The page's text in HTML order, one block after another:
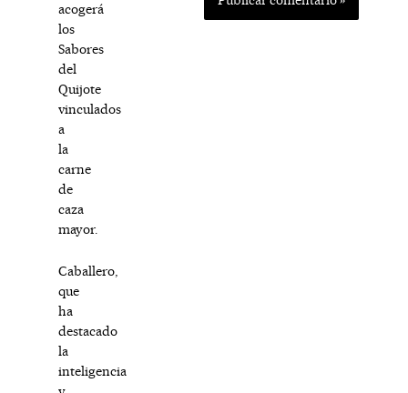
acogerá
los
Sabores
del
Quijote
vinculados
a
la
carne
de
caza
mayor.
Caballero,
que
ha
destacado
la
inteligencia